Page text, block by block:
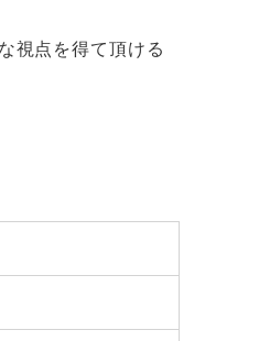
視点を得て頂ける